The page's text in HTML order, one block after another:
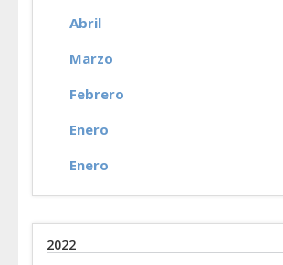
Abril
Marzo
Febrero
Enero
Enero
2022